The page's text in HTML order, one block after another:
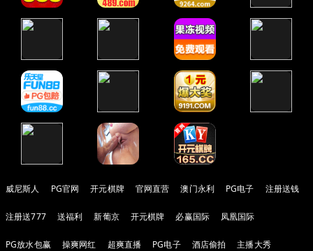
威尼斯人 PG官网 开元棋牌 官网直营 澳门永利 PG电子 注册送钱
注册送777 送福利 新葡京 开元棋牌 必赢国际 凤凰国际
PG放水包赢 操爽网红 超爽直播 PG电子 酒店偷拍 主播大秀